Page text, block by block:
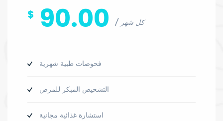
$ 90.00 كل شهر
فحوصات طبية شهرية
التشخيص المبكر للمرض
استشارة غذائية مجانية